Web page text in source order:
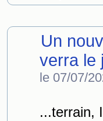
Un
verra le
le 07/07/
...terrain,